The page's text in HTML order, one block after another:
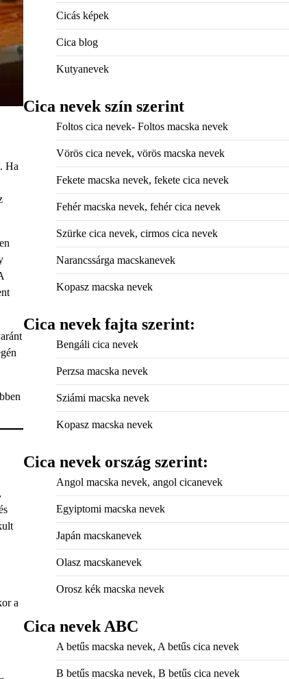
Ha
a
Cicás képek
Cica blog
Kutyanevek
Cica nevek szín szerint
Foltos cica nevek- Foltos macska nevek
Vörös cica nevek, vörös macska nevek
Fekete macska nevek, fekete cica nevek
Fehér macska nevek, fehér cica nevek
Szürke cica nevek, cirmos cica nevek
Narancssárga macskanevek
Kopasz macska nevek
Cica nevek fajta szerint:
Bengáli cica nevek
Perzsa macska nevek
Sziámi macska nevek
Kopasz macska nevek
Cica nevek ország szerint:
Angol macska nevek, angol cicanevek
Egyiptomi macska nevek
Japán macskanevek
Olasz macskanevek
Orosz kék macska nevek
Cica nevek ABC
A betűs macska nevek, A betűs cica nevek
B betűs macska nevek, B betűs cica nevek